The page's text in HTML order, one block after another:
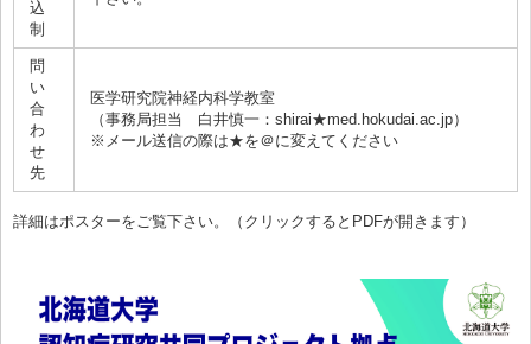
込
制
問
い
合
わ
せ
先
医学研究院神経内科学教室
（事務局担当 白井慎一：shirai★med.hokudai.ac.jp）
※メール送信の際は★を＠に変えてください
詳細はポスターをご覧下さい。（クリックするとPDFが開きます）